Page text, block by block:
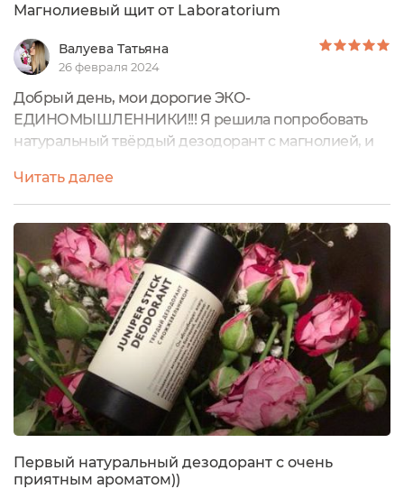
Магнолиевый щит от Laboratorium
Валуева Татьяна
26 февраля 2024
Добрый день, мои дорогие ЭКО-
ЕДИНОМЫШЛЕННИКИ!!! Я решила попробовать
натуральный твёрдый дезодорант с магнолией, и
эффективным и приятным в использовании.
Сегодня, речь пойдёт про Твёрдый дезодорант с
магнолией от бренда Laboratorium Во-первых, стик
этого твёрдого дезодоранта привлёк моё
внимание. Он выполнен из экологически чистого
материала и очень удобен...
Читать далее
Первый натуральный дезодорант с очень
приятным ароматом))